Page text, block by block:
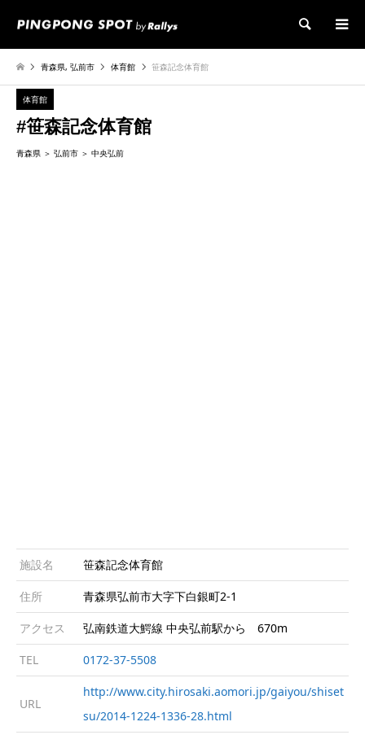
検索
青森県,弘前市 体育館 笹森記念体育館
体育館
#笹森記念体育館
青森県 弘前市 中央弘前
施設名 笹森記念体育館
住所 青森県弘前市大字下白銀町2-1
アクセス 弘南鉄道大鰐線 中央弘前駅から 670m
TEL 0172-37-5508
URL
http://www.city.hirosaki.aomori.jp/gaiyou/shiset
su/2014-1224-1336-28.html